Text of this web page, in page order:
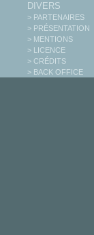
DIVERS
> PARTENAIRES
> PRÉSENTATION
> MENTIONS
> LICENCE
> CRÉDITS
> BACK OFFICE